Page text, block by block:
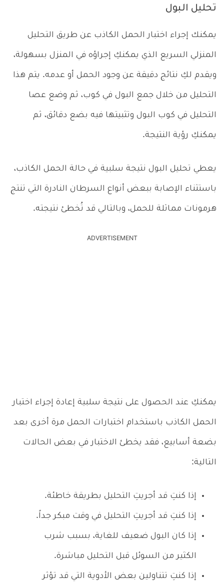
تحليل البول
يمكنك إجراء اختبار الحمل الكاذب عن طريق التحليل
المنزلي السريع الذي يمكنكِ إجراؤه في المنزل بسهولة،
ويقدم لكِ نتائج دقيقة عن وجود الحمل أو عدمه. يتم هذا
التحليل من خلال جمع البول في كوب، ثم وضع عصا
التحليل في كوب البول وتثبيتها فيه بضع دقائق، ثم
يمكنكِ رؤية النتيجة.
يعطي تحليل البول نتيجة سلبية في حالة الحمل الكاذب،
باستثناء الإصابة ببعض أنواع السرطان النادرة التي تنتج
هرمونات مماثلة للحمل، وبالتالي قد تُخطئ نتيجته.
ADVERTISEMENT
يمكنكِ عند الحصول على نتيجة سلبية إعادة إجراء اختبار
الحمل الكاذب باستخدام اختبارات الحمل مرة أخرى بعد
بضعة أسابيع، فقد يخطئ الاختبار في بعض الحالات
التالية:
إذا كنتِ قد أجريتِ التحليل بطريقة خاطئة.
إذا كنتِ قد أجريتِ التحليل في وقت مبكر جداً.
إذا كان البول ضعيف للغاية، بسبب شرب
الكثير من السوئل قبل التحليل مباشرة.
إذا كنتِ تتناولين بعض الأدوية التي قد تؤثر